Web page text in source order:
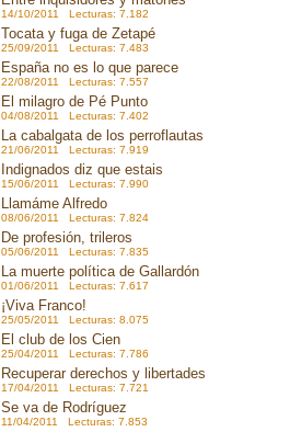
14/10/2011 Lecturas: 7.182
Tocata y fuga de Zetapé
25/09/2011 Lecturas: 7.483
España no es lo que parece
22/08/2011 Lecturas: 7.557
El milagro de Pé Punto
04/08/2011 Lecturas: 7.402
La cabalgata de los perroflautas
21/06/2011 Lecturas: 7.919
Indignados diz que estais
15/06/2011 Lecturas: 7.990
Llamáme Alfredo
08/06/2011 Lecturas: 7.824
De profesión, trileros
05/06/2011 Lecturas: 7.835
La muerte política de Gallardón
01/06/2011 Lecturas: 7.617
¡Viva Franco!
25/05/2011 Lecturas: 8.075
El club de los Cien
25/04/2011 Lecturas: 7.786
Recuperar derechos y libertades
17/04/2011 Lecturas: 7.721
Se va de Rodríguez
11/04/2011 Lecturas: 7.853